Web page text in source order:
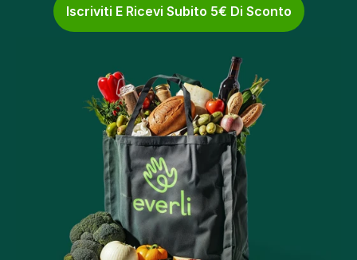
Iscriviti E Ricevi Subito 5€ Di Sconto